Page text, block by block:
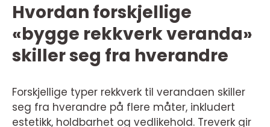
Hvordan forskjellige
«bygge rekkverk veranda»
skiller seg fra hverandre
Forskjellige typer rekkverk til verandaen skiller
seg fra hverandre på flere måter, inkludert
estetikk, holdbarhet og vedlikehold. Treverk gir